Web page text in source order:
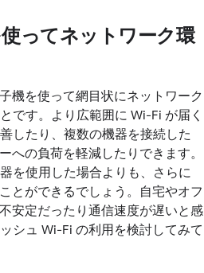
ってネットワーク環
機を使って網目状にネットワーク
です。より広範囲に Wi-Fi が届く
したり、複数の機器を接続した
への負荷を軽減したりできます。
を使用した場合よりも、さらに
とができるでしょう。自宅やオフ
安定だったり通信速度が遅いと感
シュ Wi-Fi の利用を検討してみて